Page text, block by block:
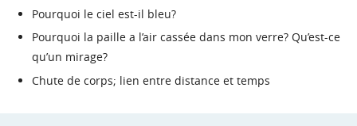
Pourquoi le ciel est-il bleu?
Pourquoi la paille a l’air cassée dans mon verre? Qu’est-ce
qu’un mirage?
Chute de corps; lien entre distance et temps